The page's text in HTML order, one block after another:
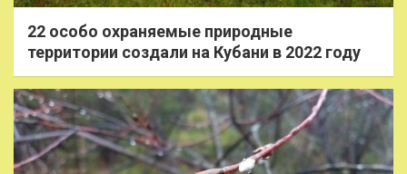
22 особо охраняемые природные
территории создали на Кубани в 2022 году